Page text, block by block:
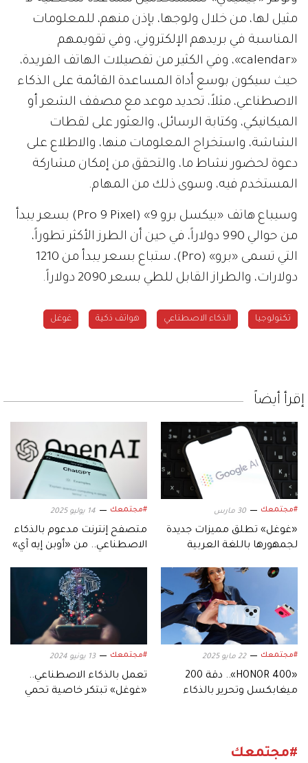
مثيل لها، من خلال ولوجها، بإذن منهم، للمعلومات
المناسبة في بريدهم الإلكتروني، وفي تقويمهم
«calendar»، وفي الكثير من تفصيلات الهاتف الفريدة،
حيث سيكون بوسع أداة المساعدة القائمة على الذكاء
الاصطناعي، مثلاً، تحديد موعد مع مصفف الشعر أو
الميكانيكي، وكتابة الرسائل، والعثور على لقطات
الشاشة، واستخراج المعلومات منها، والاطلاع على
دعوة لحضور نشاط ما، والتحقق من إمكان مشاركة
المستخدم فيه، وسوى ذلك من المهام.
وسيباع هاتف «بيكسل برو 9» (Pro 9 Pixel) بسعر يبدأ
من حوالي 990 دولاراً، في حين أن الطرز الأكثر تطوراً،
التي تسمى «برو» (Pro)، ستباع بسعر يبدأ من 1210
دولارات، والطراز القابل للطي بسعر 2090 دولاراً.
تكنولوجيا الذكاء الاصطناعي هواتف ذكية غوغل
إقرأ أيضاً
#مجتمعك 30 مارس
«غوغل» تطلق مميزات جديدة
لجمهورها باللغة العربية
#مجتمعك 14 يوليو 2025
متصفح إنترنت مدعوم بالذكاء
الاصطناعي.. من «أوبن إيه آي»
#مجتمعك 22 مايو 2025
«HONOR 400».. دقة 200
ميغابكسل وتحرير بالذكاء
#مجتمعك 13 يونيو 2024
تعمل بالذكاء الاصطناعي..
«غوغل» تبتكر خاصية تحمي
#مجتمعك